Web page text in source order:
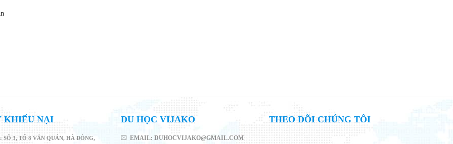
KHIẾU NẠI
SỐ 3, TỔ 8 VĂN QUÁN, HÀ ĐÔNG,
DU HỌC VIJAKO
EMAIL: DUHOCVIJAKO@GMAIL.COM
THEO DÕI CHÚNG TÔI